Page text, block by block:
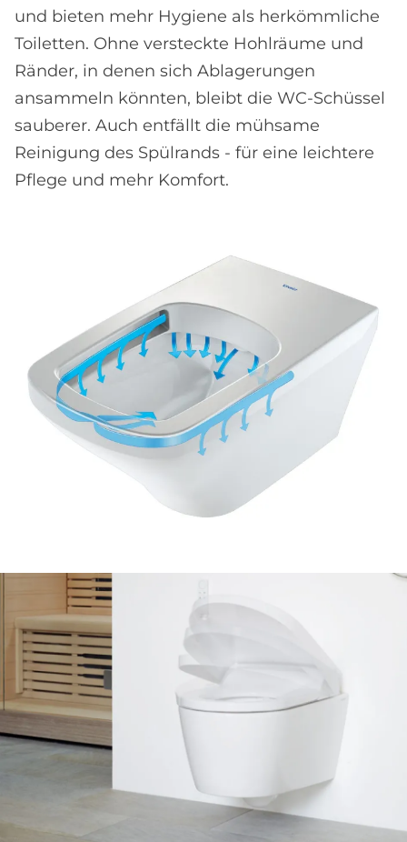
und bieten mehr Hygiene als herkömmliche
Toiletten. Ohne versteckte Hohlräume und
Ränder, in denen sich Ablagerungen
ansammeln könnten, bleibt die WC-Schüssel
sauberer. Auch entfällt die mühsame
Reinigung des Spülrands - für eine leichtere
Pflege und mehr Komfort.